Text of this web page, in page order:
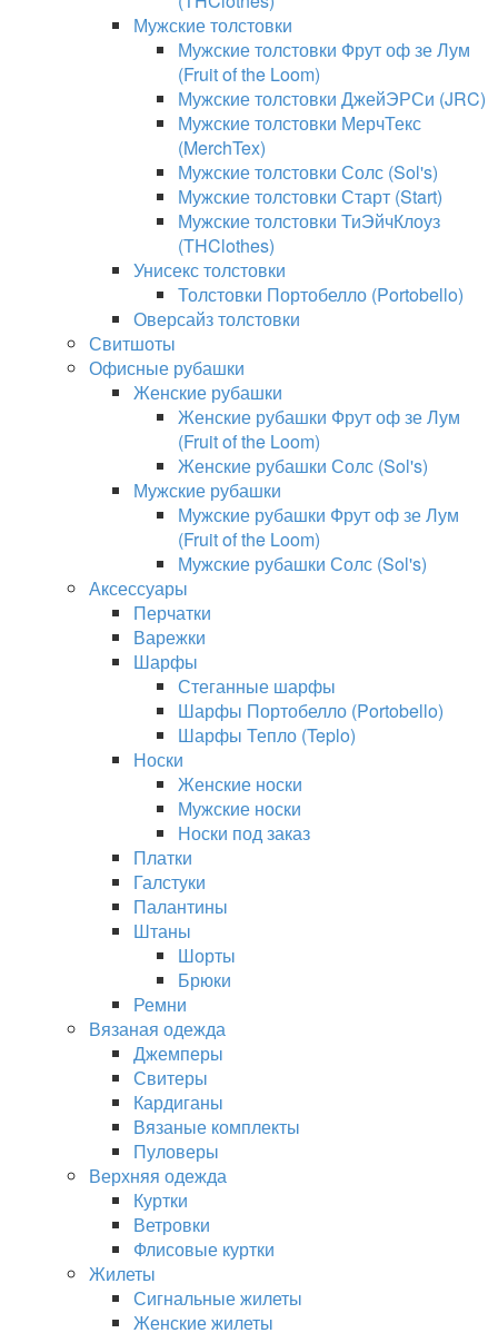
Мужские толстовки
Мужские толстовки Фрут оф зе Лум
(Fruit of the Loom)
Мужские толстовки ДжейЭРСи (JRC)
Мужские толстовки МерчТекс
(MerchTex)
Мужские толстовки Солс (Sol's)
Мужские толстовки Старт (Start)
Мужские толстовки ТиЭйчКлоуз
(THClothes)
Унисекс толстовки
Толстовки Портобелло (Portobello)
Оверсайз толстовки
Свитшоты
Офисные рубашки
Женские рубашки
Женские рубашки Фрут оф зе Лум
(Fruit of the Loom)
Женские рубашки Солс (Sol's)
Мужские рубашки
Мужские рубашки Фрут оф зе Лум
(Fruit of the Loom)
Мужские рубашки Солс (Sol's)
Аксессуары
Перчатки
Варежки
Шарфы
Стеганные шарфы
Шарфы Портобелло (Portobello)
Шарфы Тепло (Teplo)
Носки
Женские носки
Мужские носки
Носки под заказ
Платки
Галстуки
Палантины
Штаны
Шорты
Брюки
Ремни
Вязаная одежда
Джемперы
Свитеры
Кардиганы
Вязаные комплекты
Пуловеры
Верхняя одежда
Куртки
Ветровки
Флисовые куртки
Жилеты
Сигнальные жилеты
Женские жилеты